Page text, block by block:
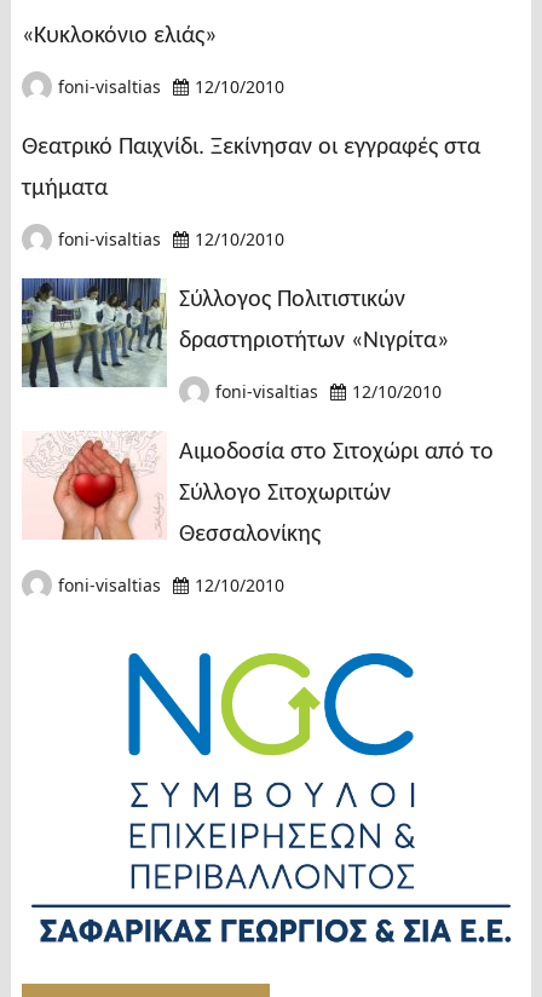
«Κυκλοκόνιο ελιάς»
foni-visaltias 12/10/2010
Θεατρικό Παιχνίδι. Ξεκίνησαν οι εγγραφές στα
τμήματα
foni-visaltias 12/10/2010
Σύλλογος Πολιτιστικών
δραστηριοτήτων «Νιγρίτα»
foni-visaltias 12/10/2010
Αιμοδοσία στο Σιτοχώρι από το
Σύλλογο Σιτοχωριτών
Θεσσαλονίκης
foni-visaltias 12/10/2010